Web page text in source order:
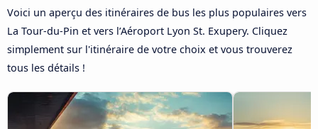
Voici un aperçu des itinéraires de bus les plus populaires vers
La Tour-du-Pin et vers l’Aéroport Lyon St. Exupery. Cliquez
simplement sur l'itinéraire de votre choix et vous trouverez
tous les détails !